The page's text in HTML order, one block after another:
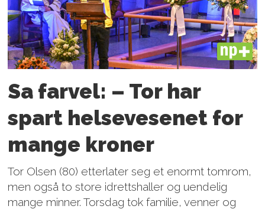
PLUS
Sa farvel: – Tor har
spart helsevesenet for
mange kroner
Tor Olsen (80) etterlater seg et enormt tomrom,
men også to store idrettshaller og uendelig
mange minner. Torsdag tok familie, venner og